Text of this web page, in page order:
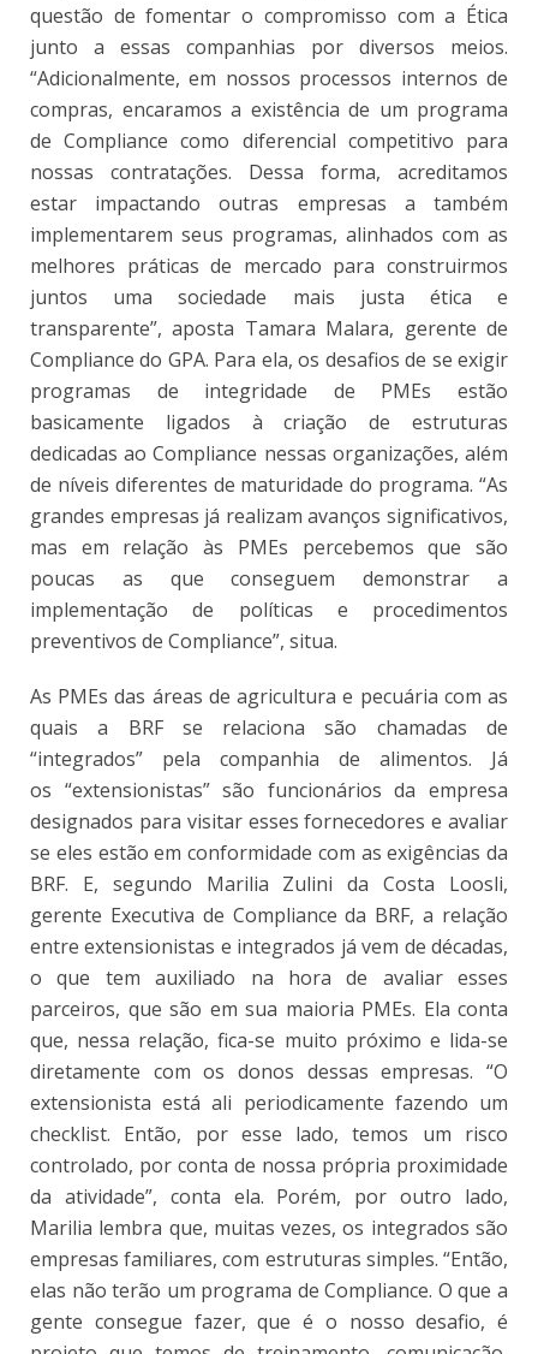
questão de fomentar o compromisso com a Ética
junto a essas companhias por diversos meios.
“Adicionalmente, em nossos processos internos de
compras, encaramos a existência de um programa
de Compliance como diferencial competitivo para
nossas contratações. Dessa forma, acreditamos
estar impactando outras empresas a também
implementarem seus programas, alinhados com as
melhores práticas de mercado para construirmos
juntos uma sociedade mais justa ética e
transparente”, aposta Tamara Malara, gerente de
Compliance do GPA. Para ela, os desafios de se exigir
programas de integridade de PMEs estão
basicamente ligados à criação de estruturas
dedicadas ao Compliance nessas organizações, além
de níveis diferentes de maturidade do programa. “As
grandes empresas já realizam avanços significativos,
mas em relação às PMEs percebemos que são
poucas as que conseguem demonstrar a
implementação de políticas e procedimentos
preventivos de Compliance”, situa.
As PMEs das áreas de agricultura e pecuária com as
quais a BRF se relaciona são chamadas de
“integrados” pela companhia de alimentos. Já
os “extensionistas” são funcionários da empresa
designados para visitar esses fornecedores e avaliar
se eles estão em conformidade com as exigências da
BRF. E, segundo Marilia Zulini da Costa Loosli,
gerente Executiva de Compliance da BRF, a relação
entre extensionistas e integrados já vem de décadas,
o que tem auxiliado na hora de avaliar esses
parceiros, que são em sua maioria PMEs. Ela conta
que, nessa relação, fica-se muito próximo e lida-se
diretamente com os donos dessas empresas. “O
extensionista está ali periodicamente fazendo um
checklist. Então, por esse lado, temos um risco
controlado, por conta de nossa própria proximidade
da atividade”, conta ela. Porém, por outro lado,
Marilia lembra que, muitas vezes, os integrados são
empresas familiares, com estruturas simples. “Então,
elas não terão um programa de Compliance. O que a
gente consegue fazer, que é o nosso desafio, é